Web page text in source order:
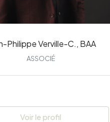
Philippe Verville-C., BAA
ASSOCIÉ
Voir le profil